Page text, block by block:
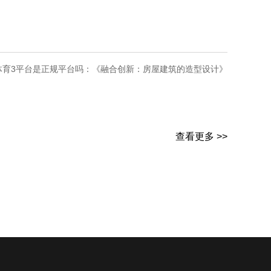
3平台是正规平台吗：《融合创新：房屋建筑的造型设计》
查看更多 >>